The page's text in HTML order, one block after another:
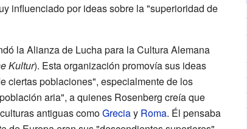
influenciado por ideas sobre la "superioridad de
la Alianza de Lucha para la Cultura Alemana
Kultur). Esta organización promovía sus ideas
ciertas poblaciones", especialmente de los
aria", a quienes Rosenberg creía que
antiguas comoGreciay Roma. Él pensaba